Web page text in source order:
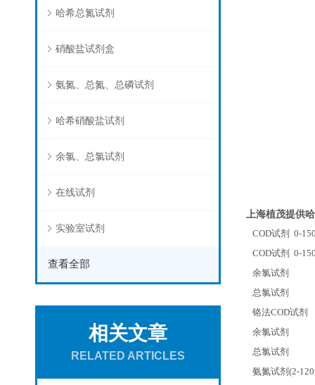
哈希总氮试剂
硝酸盐试剂盒
氨氮、总氮、总磷试剂
哈希硝酸盐试剂
余氯、总氯试剂
在线试剂
实验室试剂
查看全部
相关文章
RELATED ARTICLES
上海植茂提供
COD试剂 0-
COD试剂 0-
余氯试剂
总氯试剂
铬法COD试剂
余氯试剂
总氯试剂
氨氮试剂(2-